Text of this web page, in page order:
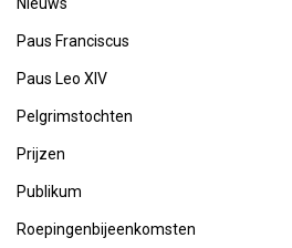
Nieuws
Paus Franciscus
Paus Leo XIV
Pelgrimstochten
Prijzen
Publikum
Roepingenbijeenkomsten